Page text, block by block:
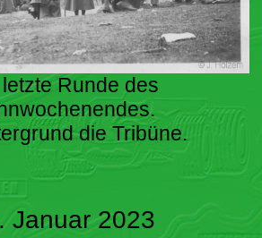
Runde des
die Tribüne.
Januar 2023